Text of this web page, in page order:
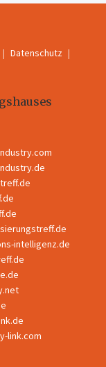
Datenschutz
intelligenz.de
link.com